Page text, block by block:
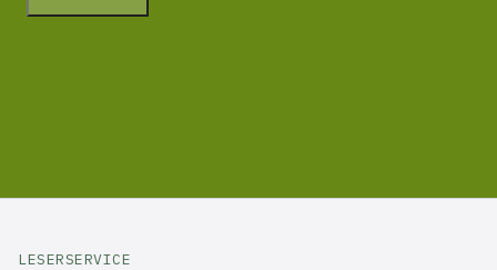
LESERSERVICE